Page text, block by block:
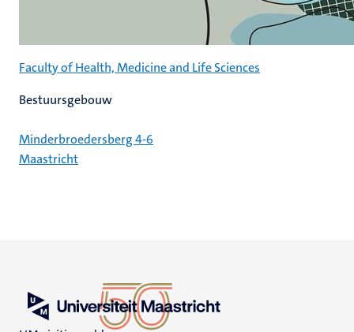
Faculty of Health, Medicine and Life Sciences
Bestuursgebouw
Minderbroedersberg 4-6
Maastricht